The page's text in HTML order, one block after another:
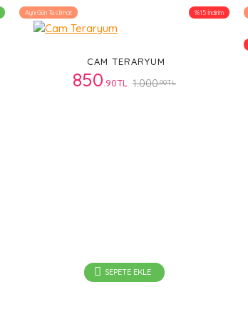
Aynı Gün Teslimat %15 İndirim
CAM TERARYUM
850 .90TL 1.000.90TL
SEPETE EKLE